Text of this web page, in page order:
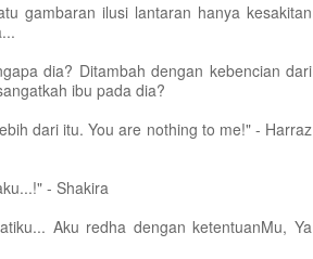
gambaran ilusi lantaran hanya kesakitan
dia? Ditambah dengan kebencian dari
ibu pada dia?
dari itu. You are nothing to me!" - Harraz
- Shakira
Aku redha dengan ketentuanMu, Ya